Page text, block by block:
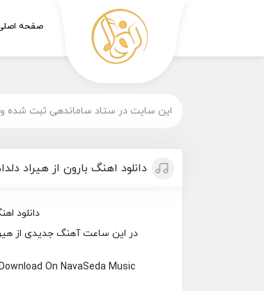
صفحه
این سایت در ستاد ساماندهی ثبت شده و
دانلود اهنگ بارون از هیراد
دانلود
در این ساعت آهنگ جدیدی از
On NavaSeda Music